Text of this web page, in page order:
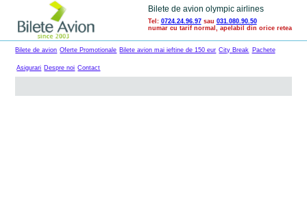
Bilete de avion olympic airlines
Tel: 0724.24.96.97sau 031.080.90.50
numar cu tarif normal, apelabil din orice retea
Bilete de avion Oferte Promotionale Bilete avion mai ieftine de 150 eur City Break Pachete
Asigurari Despre noi Contact